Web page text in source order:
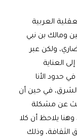
العربية
ومالك بن نبي
ولكن عبر
العناية
حدود الأنا
الشرق، في حين أن
عن مشكلة
يلاحظ أن كلا
الثقافة، وذلك